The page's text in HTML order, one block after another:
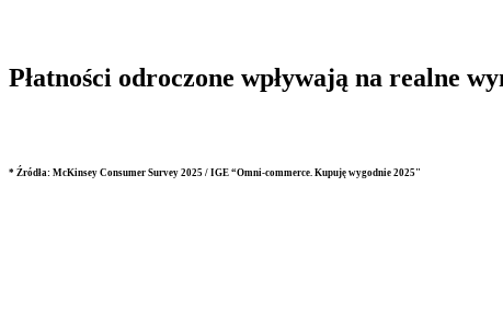
Płatności odroczone wpływają na realne
* Źródła: McKinsey Consumer Survey 2025 / IGE “Omni-commerce. Kupuję wygodnie 2025"